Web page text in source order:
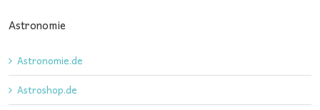
Astronomie
Astronomie.de
Astroshop.de